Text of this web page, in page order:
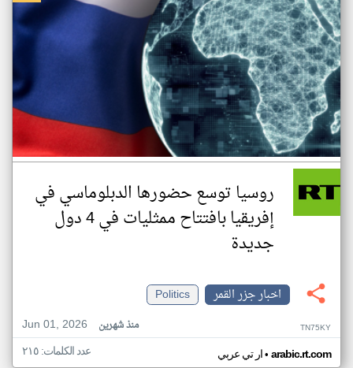
روسيا توسع حضورها الدبلوماسي في
إفريقيا بافتتاح ممثليات في 4 دول
جديدة
اخبار جزر القمر
Politics
Jun 01, 2026
منذ شهرين TN75KY
ار تي عربي• arabic.rt.com عدد الكلمات: ٢١٥